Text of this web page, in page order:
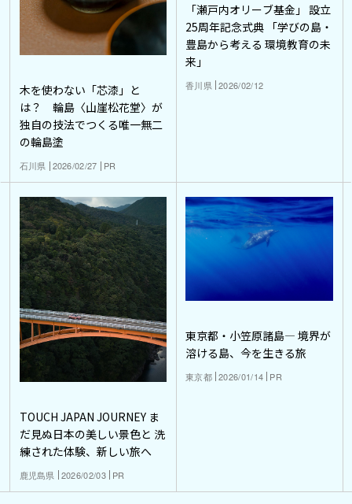
木を使わない「芯漆」と
は？ 輪島〈山崖松花堂〉が
独自の技法でつくる唯一無二
の輪島塗
石川県 2026/02/27 PR
「瀬戸内オリーブ基金」 設立
25周年記念式典 「学びの島・
豊島から考える 環境教育の未
来」
香川県 2026/02/12
TOUCH JAPAN JOURNEY ま
だ見ぬ日本の美しい景色と 洗
練された体験、新しい旅へ
鹿児島県 2026/02/03 PR
東京都・小笠原諸島― 境界が
溶ける島、今を生きる旅
東京都 2026/01/14 PR